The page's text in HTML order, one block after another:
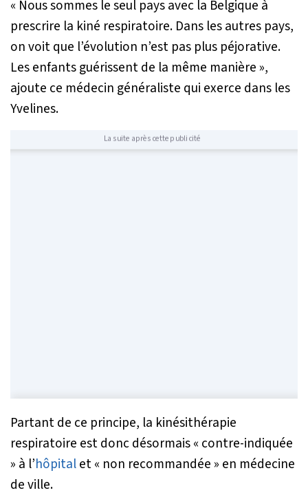
« Nous sommes le seul pays avec la Belgique à
prescrire la kiné respiratoire. Dans les autres pays,
on voit que l’évolution n’est pas plus péjorative.
Les enfants guérissent de la même manière »,
ajoute ce médecin généraliste qui exerce dans les
Yvelines.
La suite après cette publicité
Partant de ce principe, la kinésithérapie
respiratoire est donc désormais « contre-indiquée
» à l’hôpitalet « non recommandée » en médecine
de ville.